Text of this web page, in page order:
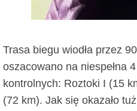
Trasa biegu wiodła przez
oszacowano na niespełna
kontrolnych: Roztoki I (15
(72 km). Jak się okazało